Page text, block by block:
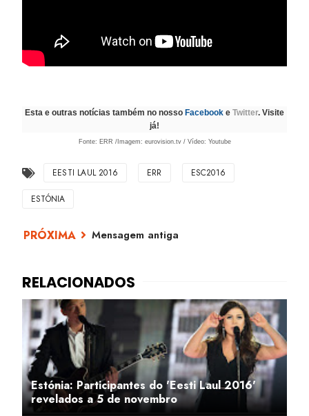
Esta e outras notícias também no nosso Facebook e Twitter. Visite
já!
Fonte: ERR /Imagem: eurovision.tv / Vídeo: Youtube
EESTI LAUL 2016 ERR ESC2016
ESTÓNIA
Mensagem antiga
Estónia: Participantes do 'Eesti Laul 2016'
revelados a 5 de novembro